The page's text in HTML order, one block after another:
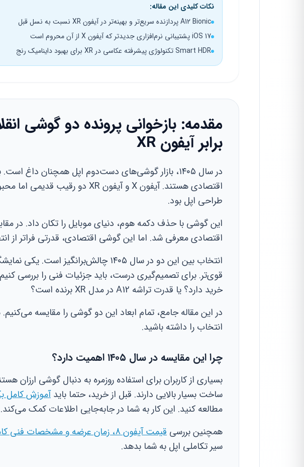
نکات کلیدی این مقاله:
A12 Bionic پردازنده سریع‌تر و بهینه‌تر در آیفون XR نسبت به نسل قبل
iOS 17 پشتیبانی نرم‌افزاری جدیدتر که آیفون X از آن محروم است
Smart HDR تکنولوژی پیشرفته عکاسی در XR برای بهبود داینامیک رنج
برابر آیفون XR
در سال ۱۴۰۵، بازار گوشی‌های دست‌دوم اپل همچنان داغ
طراحی اپل بود.
اقتصادی معرفی شد. اما این گوشی اقتصادی، قدرتی فراتر از
انتخاب بین این دو در سال ۱۴۰۵
خرید دارد؟ یا قدرت تراشه A12 در مدل XR برنده است؟
در این مقاله جامع، تمام ابعاد این دو گوشی را مقایسه
انتخاب را داشته باشید.
چرا این مقایسه در سال ۱۴۰۵ اهمیت دارد؟
بسیاری از کاربران برای استفاده روزمره به دنبال گوشی ارزان
ساخت بسیار بالایی دارند. قبل از خرید، حتما بایدآموزش کامل
مطالعه کنید. این کار به شما در جابه‌جایی اطلاعات کمک می‌کند.
همچنین بررسی قیمت آیفون 8، زمان عرضه و مشخصات فنی کامل iPhone 8
سیر تکاملی اپل به شما بدهد.